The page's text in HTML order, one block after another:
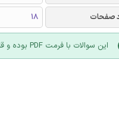
صفحات
18
این سوالات با فرمت PDF بوده و قابلیت پرینت دارند.